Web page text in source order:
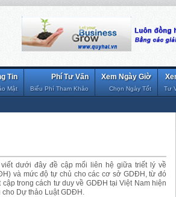
Tư
Xem Ngày Giờ
Chọn Ngày Tốt
Phí Tư Vấn
Biểu Phí Tham Khảo
Tin
Mật
viết dưới đây đề cập mối liên hệ giữa triết lý về
và mức độ tự chủ cho các cơ sở GDĐH, từ đó
trong cách tư duy về GDĐH tại Việt Nam hiện
Dự thảo Luật GDĐH.